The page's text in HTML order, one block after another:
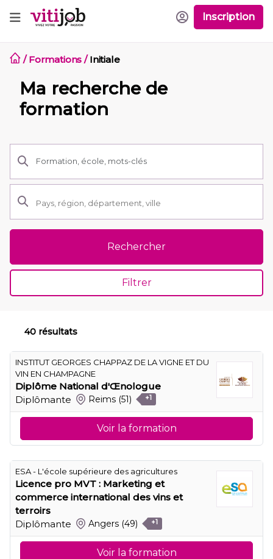
Inscription
/Formations /Initiale
Ma recherche de
formation
Rechercher
Filtrer
40 résultats
INSTITUT GEORGES CHAPPAZ DE LA VIGNE ET DU
VIN EN CHAMPAGNE
Diplôme National d'Œnologue
Diplômante
Reims (51) +1
Voir la formation
ESA - L'école supérieure des agricultures
Licence pro MVT : Marketing et
commerce international des vins et
terroirs
Diplômante
Angers (49) +1
Voir la formation